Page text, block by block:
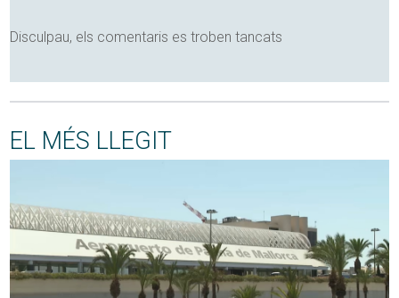
Disculpau, els comentaris es troben tancats
EL MÉS LLEGIT